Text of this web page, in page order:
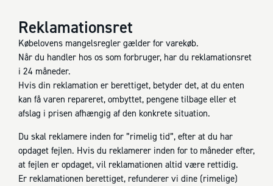
Reklamationsret
Købelovens mangelsregler gælder for varekøb.
Når du handler hos os som forbruger, har du reklamationsret
i 24 måneder.
Hvis din reklamation er berettiget, betyder det, at du enten
kan få varen repareret, ombyttet, pengene tilbage eller et
afslag i prisen afhængig af den konkrete situation.
Du skal reklamere inden for ”rimelig tid”, efter at du har
opdaget fejlen. Hvis du reklamerer inden for to måneder efter,
at fejlen er opdaget, vil reklamationen altid være rettidig.
Er reklamationen berettiget, refunderer vi dine (rimelige)